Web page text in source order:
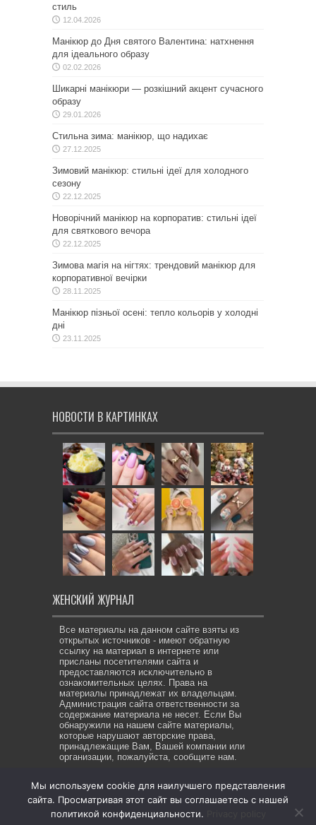
стиль
12.04.2026
Манікюр до Дня святого Валентина: натхнення
для ідеального образу
02.02.2026
Шикарні манікюри — розкішний акцент сучасного
образу
29.01.2026
Стильна зима: манікюр, що надихає
27.12.2025
Зимовий манікюр: стильні ідеї для холодного
сезону
22.12.2025
Новорічний манікюр на корпоратив: стильні ідеї
для святкового вечора
22.12.2025
Зимова магія на нігтях: трендовий манікюр для
корпоративної вечірки
28.11.2025
Манікюр пізньої осені: тепло кольорів у холодні
дні
23.11.2025
НОВОСТИ В КАРТИНКАХ
ЖЕНСКИЙ ЖУРНАЛ
Все материалы на данном сайте взяты из
открытых источников - имеют обратную
ссылку на материал в интернете или
присланы посетителями сайта и
предоставляются исключительно в
ознакомительных целях. Права на
материалы принадлежат их владельцам.
Администрация сайта ответственности за
содержание материала не несет. Если Вы
обнаружили на нашем сайте материалы,
которые нарушают авторские права,
принадлежащие Вам, Вашей компании или
организации, пожалуйста, сообщите нам.
© Copyright 2026, All Rights Reserved. Же-ЖУР все права
защищены
Мы используем cookie для наилучшего представления
сайта. Просматривая этот сайт вы соглашаетесь с нашей
политикой конфиденциальности.